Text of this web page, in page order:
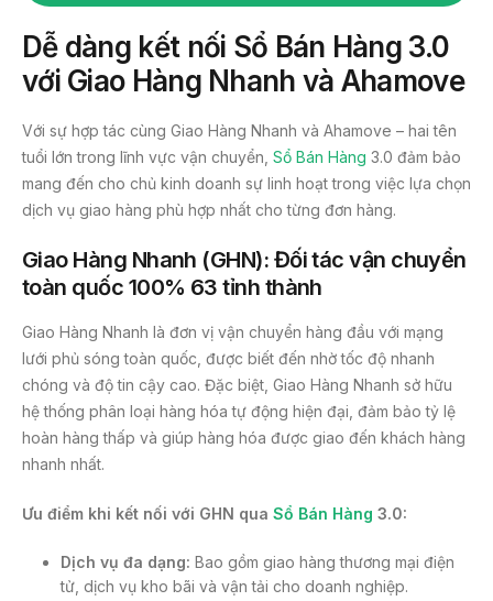
Dễ dàng kết nối Sổ Bán Hàng 3.0
với Giao Hàng Nhanh và Ahamove
Với sự hợp tác cùng Giao Hàng Nhanh và Ahamove – hai tên
tuổi lớn trong lĩnh vực vận chuyển, Sổ Bán Hàng 3.0 đảm bảo
mang đến cho chủ kinh doanh sự linh hoạt trong việc lựa chọn
dịch vụ giao hàng phù hợp nhất cho từng đơn hàng.
Giao Hàng Nhanh (GHN): Đối tác vận chuyển
toàn quốc 100% 63 tỉnh thành
Giao Hàng Nhanh là đơn vị vận chuyển hàng đầu với mạng
lưới phủ sóng toàn quốc, được biết đến nhờ tốc độ nhanh
chóng và độ tin cậy cao. Đặc biệt, Giao Hàng Nhanh sở hữu
hệ thống phân loại hàng hóa tự động hiện đại, đảm bảo tỷ lệ
hoàn hàng thấp và giúp hàng hóa được giao đến khách hàng
nhanh nhất.
Ưu điểm khi kết nối với GHN qua Sổ Bán Hàng 3.0:
Dịch vụ đa dạng: Bao gồm giao hàng thương mại điện
tử, dịch vụ kho bãi và vận tải cho doanh nghiệp.